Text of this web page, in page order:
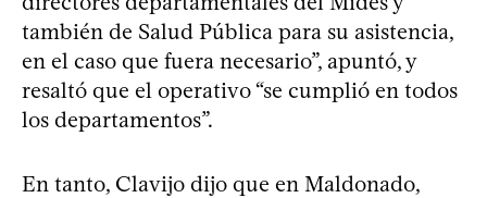
también de Salud Pública para su asistencia,
en el caso que fuera necesario”, apuntó, y
resaltó que el operativo “se cumplió en todos
los departamentos”.
En tanto, Clavijo dijo que en Maldonado,